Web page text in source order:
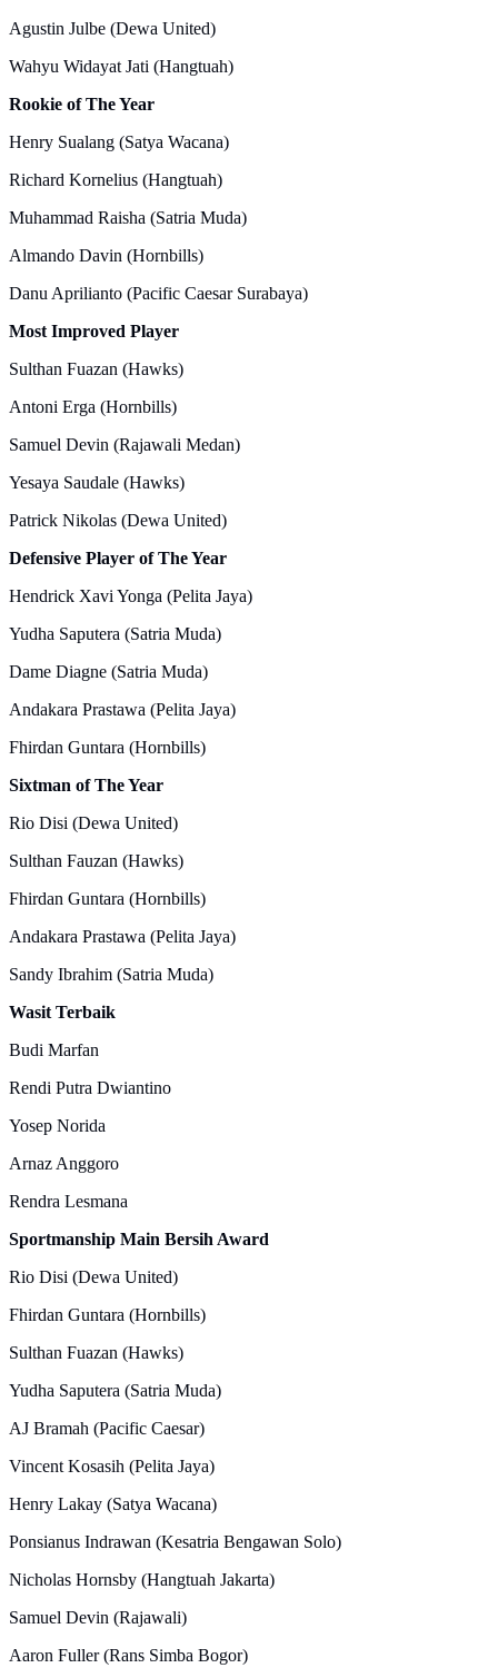
Agustin Julbe (Dewa United)
Wahyu Widayat Jati (Hangtuah)
Rookie of The Year
Henry Sualang (Satya Wacana)
Richard Kornelius (Hangtuah)
Muhammad Raisha (Satria Muda)
Almando Davin (Hornbills)
Danu Aprilianto (Pacific Caesar Surabaya)
Most Improved Player
Sulthan Fuazan (Hawks)
Antoni Erga (Hornbills)
Samuel Devin (Rajawali Medan)
Yesaya Saudale (Hawks)
Patrick Nikolas (Dewa United)
Defensive Player of The Year
Hendrick Xavi Yonga (Pelita Jaya)
Yudha Saputera (Satria Muda)
Dame Diagne (Satria Muda)
Andakara Prastawa (Pelita Jaya)
Fhirdan Guntara (Hornbills)
Sixtman of The Year
Rio Disi (Dewa United)
Sulthan Fauzan (Hawks)
Fhirdan Guntara (Hornbills)
Andakara Prastawa (Pelita Jaya)
Sandy Ibrahim (Satria Muda)
Wasit Terbaik
Budi Marfan
Rendi Putra Dwiantino
Yosep Norida
Arnaz Anggoro
Rendra Lesmana
Sportmanship Main Bersih Award
Rio Disi (Dewa United)
Fhirdan Guntara (Hornbills)
Sulthan Fuazan (Hawks)
Yudha Saputera (Satria Muda)
AJ Bramah (Pacific Caesar)
Vincent Kosasih (Pelita Jaya)
Henry Lakay (Satya Wacana)
Ponsianus Indrawan (Kesatria Bengawan Solo)
Nicholas Hornsby (Hangtuah Jakarta)
Samuel Devin (Rajawali)
Aaron Fuller (Rans Simba Bogor)